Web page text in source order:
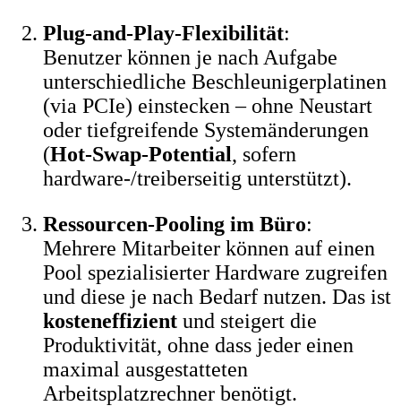
Plug-and-Play-Flexibilität:
Benutzer können je nach Aufgabe
unterschiedliche Beschleunigerplatinen
(via PCIe) einstecken – ohne Neustart
oder tiefgreifende Systemänderungen
(Hot-Swap-Potential, sofern
hardware-/treiberseitig unterstützt).
Ressourcen-Pooling im Büro:
Mehrere Mitarbeiter können auf einen
Pool spezialisierter Hardware zugreifen
und diese je nach Bedarf nutzen. Das ist
kosteneffizient und steigert die
Produktivität, ohne dass jeder einen
maximal ausgestatteten
Arbeitsplatzrechner benötigt.